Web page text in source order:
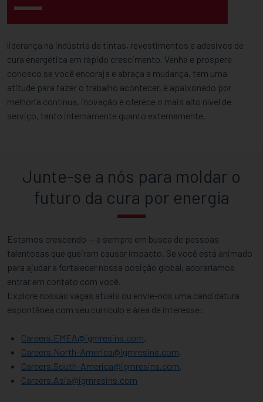
liderança na indústria de tintas, revestimentos e adesivos de
cura energética em rápido crescimento. Venha e prospere
conosco se você encoraja e abraça a mudança, tem uma
atitude para fazer o trabalho acontecer, é apaixonado por
melhoria contínua, inovação e oferece o mais alto nível de
serviço, tanto internamente quanto externamente.
Junte-se a nós para moldar o
futuro da cura por energia
Estamos crescendo — e sempre em busca de pessoas
talentosas que queiram causar impacto. Se você está animado
para ajudar a fortalecer nossa posição global, adoraríamos
entrar em contato com você.
Explore nossas vagas atuais ou envie-nos uma candidatura
espontânea com seu currículo e área de interesse:
Careers.EMEA@igmresins.com,
Careers.North-America@igmresins.com,
Careers.South-America@igmresins.com,
Careers.Asia@igmresins.com